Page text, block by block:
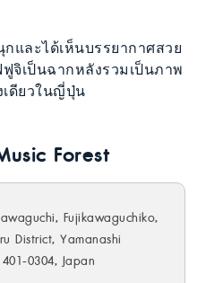
และได้เห็นบรรยากาศสวย
เป็นฉากหลังรวมเป็นภาพ
เดียวในญี่ปุ่น
Forest
Fujikawaguchiko,
District, Yamanashi
0304, Japan